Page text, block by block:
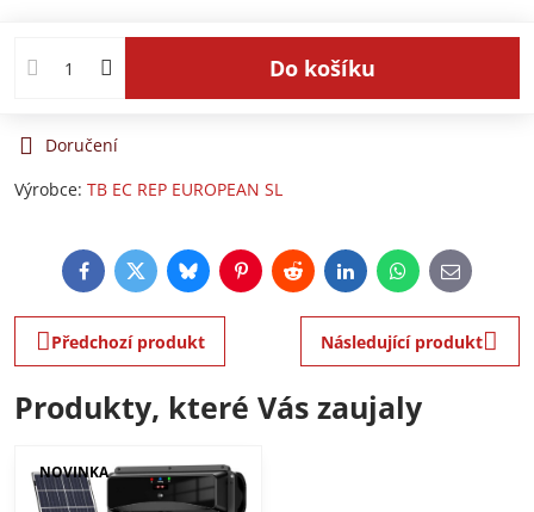
Do košíku
Doručení
Výrobce: TB EC REP EUROPEAN SL
FacebookTwitterBlueskyPinterestRedditLinkedInWhatsApp
E-
mail
Předchozí produkt Následující produkt
Produkty, které Vás zaujaly
NOVINKA